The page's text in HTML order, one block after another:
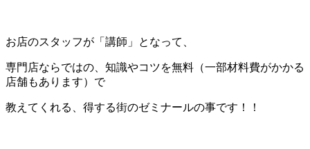
お店のスタッフが「講師」となって、
専門店ならではの、知識やコツを無料（一部材料費がかかる
店舗もあります）で
教えてくれる、得する街のゼミナールの事です！！